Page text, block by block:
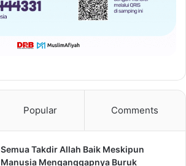
Popular Comments
Semua Takdir Allah Baik Meskipun
Manusia Menganggapnya Buruk